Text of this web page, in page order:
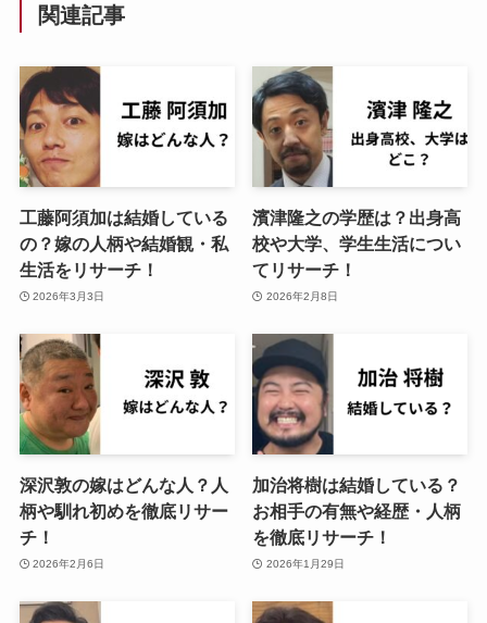
関連記事
工藤阿須加は結婚している
の？嫁の人柄や結婚観・私
生活をリサーチ！
2026年3月3日
濱津隆之の学歴は？出身高
校や大学、学生生活につい
てリサーチ！
2026年2月8日
深沢敦の嫁はどんな人？人
柄や馴れ初めを徹底リサー
チ！
2026年2月6日
加治将樹は結婚している？
お相手の有無や経歴・人柄
を徹底リサーチ！
2026年1月29日